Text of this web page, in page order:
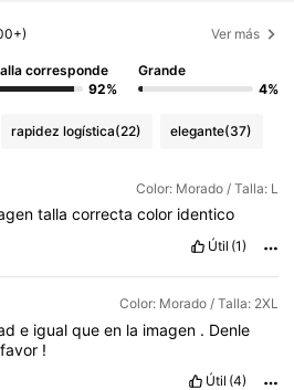
Ver más
corresponde
92%
Grande
4%
rapidez logística(22) elegante(37)
Color: Morado / Talla: L
talla correcta color identico
Útil (1)
Color: Morado / Talla: 2XL
e igual que en la imagen . Denle
favor !
Útil (4)